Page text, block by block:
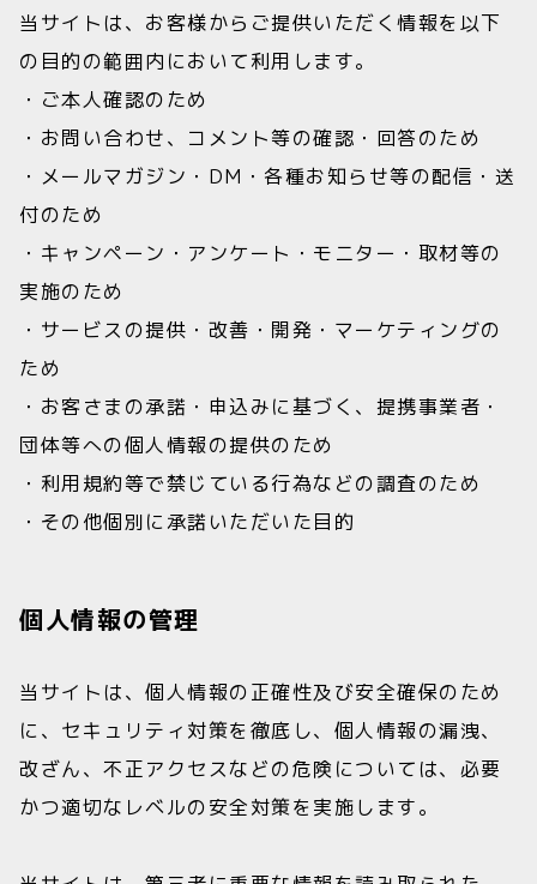
当サイトは、お客様からご提供いただく情報を以下
の目的の範囲内において利用します。
・ご本人確認のため
・お問い合わせ、コメント等の確認・回答のため
・メールマガジン・DM・各種お知らせ等の配信・送
付のため
・キャンペーン・アンケート・モニター・取材等の
実施のため
・サービスの提供・改善・開発・マーケティングの
ため
・お客さまの承諾・申込みに基づく、提携事業者・
団体等への個人情報の提供のため
・利用規約等で禁じている行為などの調査のため
・その他個別に承諾いただいた目的
個人情報の管理
当サイトは、個人情報の正確性及び安全確保のため
に、セキュリティ対策を徹底し、個人情報の漏洩、
改ざん、不正アクセスなどの危険については、必要
かつ適切なレベルの安全対策を実施します。